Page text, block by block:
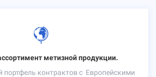
метизной продукции.
контрактов с Европейскими